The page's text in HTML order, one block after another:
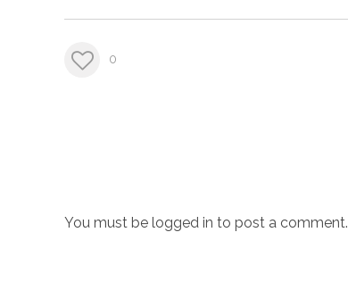
0
You must be logged in to post a comment.